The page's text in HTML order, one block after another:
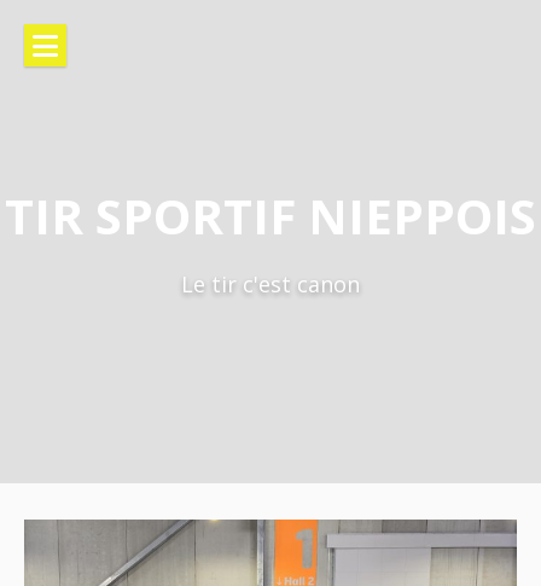
TIR SPORTIF NIEPPOIS
Le tir c'est canon